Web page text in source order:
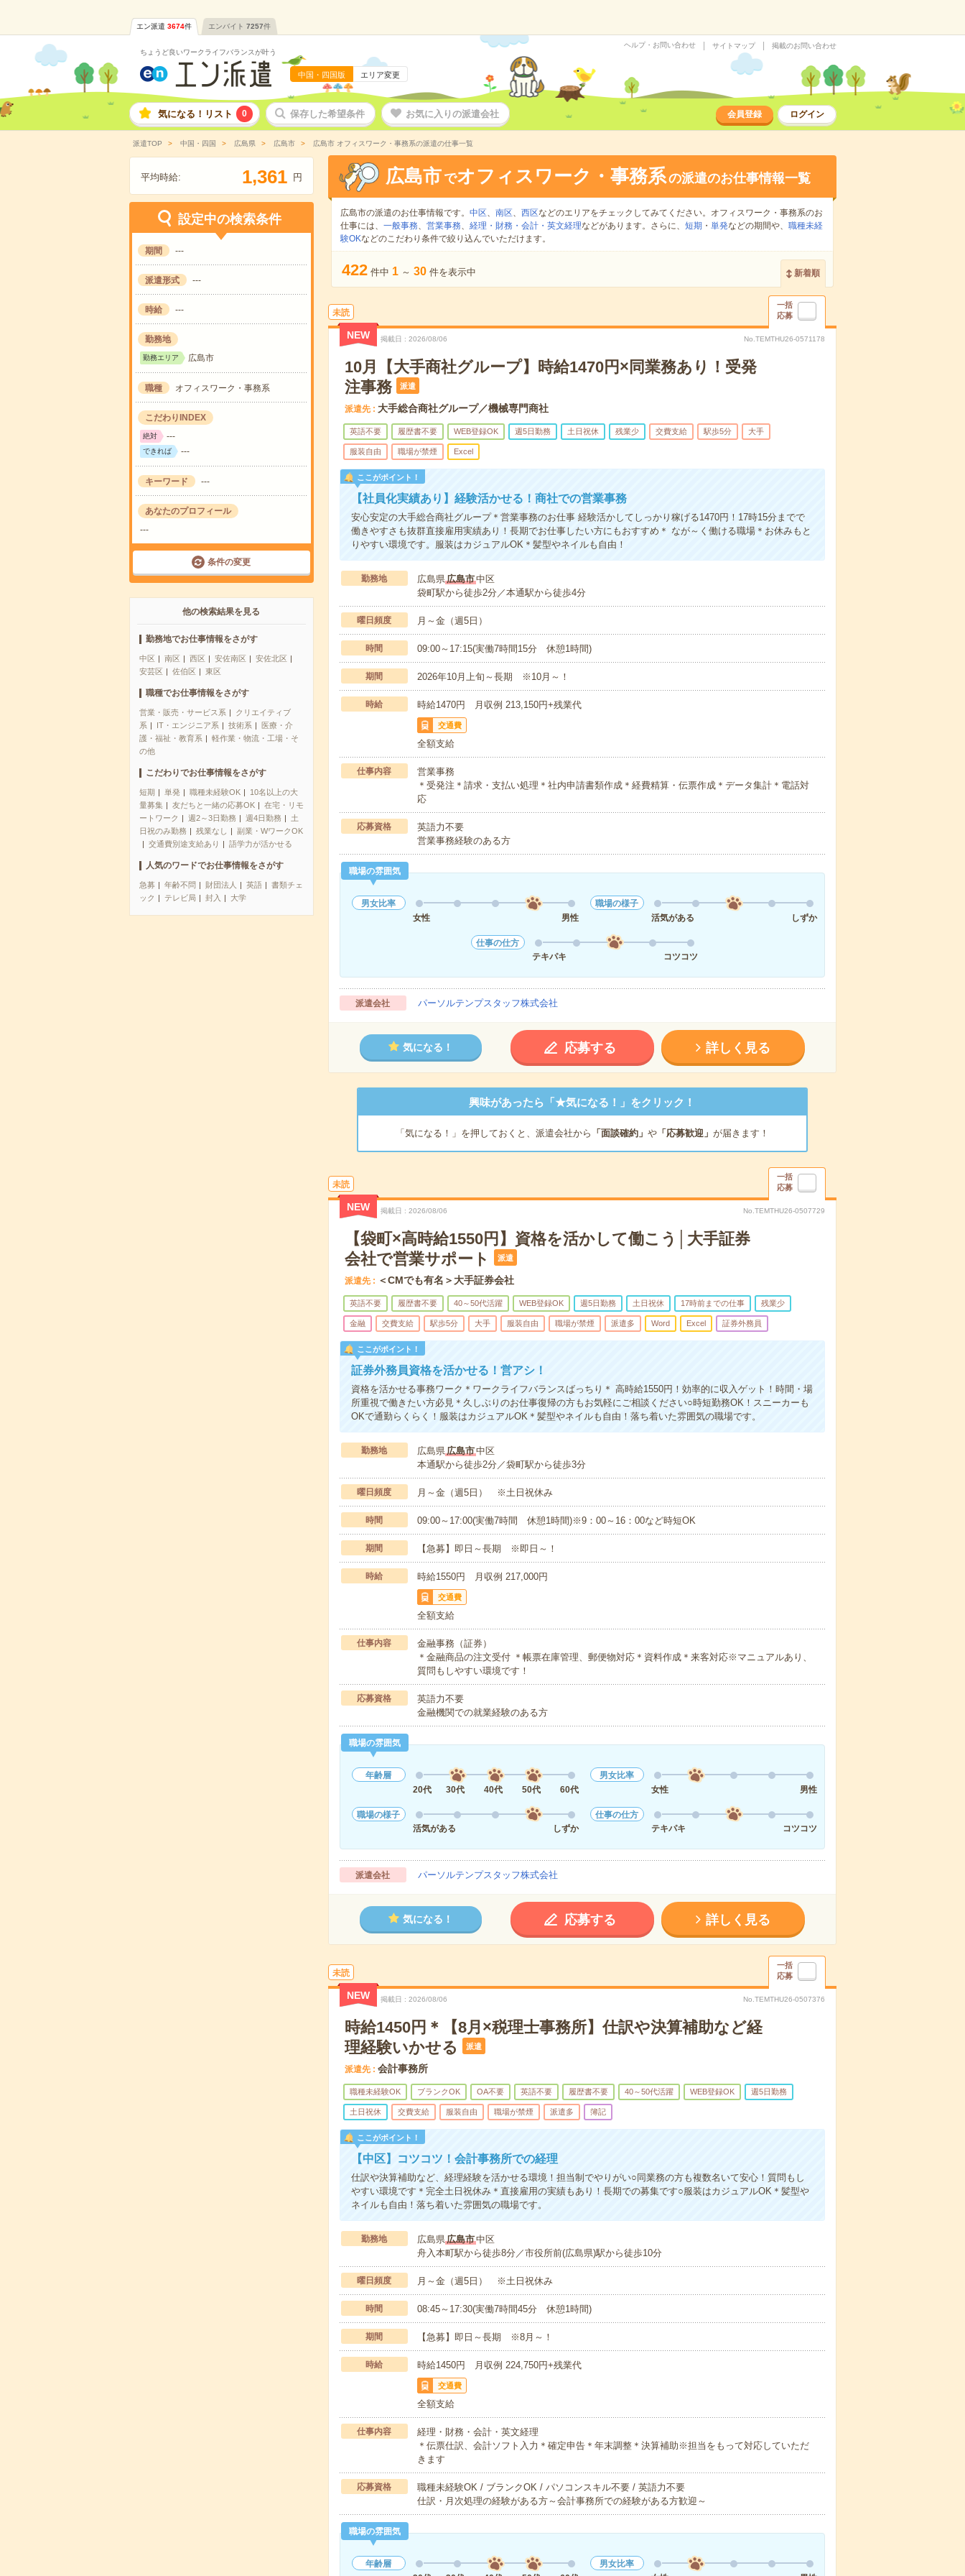
エン派遣 3674件 エンバイト 7257件
ちょうど良いワークライフバランスが叶う
中国・四国版 エリア変更
ヘルプ・お問い合わせ サイトマップ 掲載のお問い合わせ
気になる！リスト 0 保存した希望条件 お気に入りの派遣会社 会員登録 ログイン
派遣TOP 中国・四国 広島県 広島市 広島市 オフィスワーク・事務系の派遣の仕事一覧
平均時給: 1,361 円
設定中の検索条件
期間 ---
派遣形式 ---
時給 ---
勤務地
勤務エリア 広島市
職種 オフィスワーク・事務系
こだわりINDEX
絶対 ---
できれば ---
キーワード ---
あなたのプロフィール
---
条件の変更
他の検索結果を見る
勤務地でお仕事情報をさがす
中区 南区 西区 安佐南区
安佐北区
安芸区
佐伯区 東区
職種でお仕事情報をさがす
営業・販売・サービス系
クリエイティブ
系
IT・エンジニア系 技術系
医療・介
護・福祉・教育系
軽作業・物流・工場・そ
の他
こだわりでお仕事情報をさがす
短期 単発 職種未経験OK
10名以上の大
量募集
友だちと一緒の応募OK
在宅・リモ
ートワーク
週2～3日勤務 週4日勤務
土
日祝のみ勤務
残業なし
副業・WワークOK
交通費別途支給あり
語学力が活かせる
人気のワードでお仕事情報をさがす
急募 年齢不問 財団法人 英語
書類チェ
ック
テレビ局 封入 大学
広島市 でオフィスワーク・事務系の派遣のお仕事情報一覧
広島市の派遣のお仕事情報です。 中区、 南区、 西区などのエリアをチェックしてみてください。オフィスワーク・事務系のお
仕事には、 一般事務、 営業事務、 経理・財務・会計・英文経理などがあります。さらに、 短期 ・ 単発などの期間や、 職種未経
験OKなどのこだわり条件で絞り込んでいただけます。
422 件中 1 ～ 30 件を表示中 新着順
未読
一括
応募
NEW 掲載日 2026/08/06 No.TEMTHU26-0571178
10月【大手商社グループ】時給1470円×同業務あり！受発
注事務
派遣
派遣先 大手総合商社グループ／機械専門商社
英語不要 履歴書不要 WEB登録OK 週5日勤務 土日祝休 残業少 交費支給 駅歩5分 大手
服装自由 職場が禁煙 Excel
ここがポイント！
【社員化実績あり】経験活かせる！商社での営業事務
安心安定の大手総合商社グループ＊営業事務のお仕事 経験活かしてしっかり稼げる1470円！17時15分までで
働きやすさも抜群直接雇用実績あり！長期でお仕事したい方にもおすすめ＊ なが～く働ける職場＊お休みもと
りやすい環境です。服装はカジュアルOK＊髪型やネイルも自由！
勤務地 広島県広島市中区
袋町駅から徒歩2分／本通駅から徒歩4分
曜日頻度 月～金（週5日）
時間 09:00～17:15(実働7時間15分 休憩1時間)
期間 2026年10月上旬～長期 ※10月～！
時給 時給1470円 月収例 213,150円+残業代
交通費
全額支給
仕事内容
営業事務
＊受発注＊請求・支払い処理＊社内申請書類作成＊経費精算・伝票作成＊データ集計＊電話対
応
応募資格
英語力不要
営業事務経験のある方
職場の雰囲気
男女比率
女性
男性
職場の様子
活気がある
しずか
仕事の仕方
テキパキ
コツコツ
派遣会社 パーソルテンプスタッフ株式会社
気になる！ 応募する 詳しく見る
興味があったら「★気になる！」をクリック！
「気になる！」を押しておくと、派遣会社から 「面談確約」 や「応募歓迎」 が届きます！
未読
一括
応募
NEW 掲載日 2026/08/06 No.TEMTHU26-0507729
【袋町×高時給1550円】資格を活かして働こう│大手証券
会社で営業サポート
派遣
派遣先 ＜CMでも有名＞大手証券会社
英語不要 履歴書不要 40～50代活躍 WEB登録OK 週5日勤務 土日祝休 17時前までの仕事 残業少
金融 交費支給 駅歩5分 大手 服装自由 職場が禁煙 派遣多 Word Excel 証券外務員
ここがポイント！
証券外務員資格を活かせる！営アシ！
資格を活かせる事務ワーク＊ワークライフバランスばっちり＊ 高時給1550円！効率的に収入ゲット！時間・場
所重視で働きたい方必見＊久しぶりのお仕事復帰の方もお気軽にご相談ください○時短勤務OK！スニーカーも
OKで通勤らくらく！服装はカジュアルOK＊髪型やネイルも自由！落ち着いた雰囲気の職場です。
勤務地 広島県広島市中区
本通駅から徒歩2分／袋町駅から徒歩3分
曜日頻度 月～金（週5日） ※土日祝休み
時間 09:00～17:00(実働7時間 休憩1時間)※9：00～16：00など時短OK
期間 【急募】即日～長期 ※即日～！
時給 時給1550円 月収例 217,000円
交通費
全額支給
仕事内容
金融事務（証券）
＊金融商品の注文受付 ＊帳票在庫管理、郵便物対応＊資料作成＊来客対応※マニュアルあり、
質問もしやすい環境です！
応募資格
英語力不要
金融機関での就業経験のある方
職場の雰囲気
年齢層
20代
30代 40代 50代 60代
男女比率
女性
男性
職場の様子
活気がある
しずか
仕事の仕方
テキパキ
コツコツ
派遣会社 パーソルテンプスタッフ株式会社
気になる！ 応募する 詳しく見る
未読
一括
応募
NEW 掲載日 2026/08/06 No.TEMTHU26-0507376
時給1450円＊【8月×税理士事務所】仕訳や決算補助など経
理経験いかせる
派遣
派遣先 会計事務所
職種未経験OK ブランクOK OA不要 英語不要 履歴書不要 40～50代活躍 WEB登録OK 週5日勤務
土日祝休 交費支給 服装自由 職場が禁煙 派遣多 簿記
ここがポイント！
【中区】コツコツ！会計事務所での経理
仕訳や決算補助など、経理経験を活かせる環境！担当制でやりがい○同業務の方も複数名いて安心！質問もし
やすい環境です＊完全土日祝休み＊直接雇用の実績もあり！長期での募集です○服装はカジュアルOK＊髪型や
ネイルも自由！落ち着いた雰囲気の職場です。
勤務地 広島県広島市中区
舟入本町駅から徒歩8分／市役所前(広島県)駅から徒歩10分
曜日頻度 月～金（週5日） ※土日祝休み
時間 08:45～17:30(実働7時間45分 休憩1時間)
期間 【急募】即日～長期 ※8月～！
時給 時給1450円 月収例 224,750円+残業代
交通費
全額支給
仕事内容
経理・財務・会計・英文経理
＊伝票仕訳、会計ソフト入力＊確定申告＊年末調整＊決算補助※担当をもって対応していただ
きます
応募資格
職種未経験OK / ブランクOK / パソコンスキル不要 / 英語力不要
仕訳・月次処理の経験がある方～会計事務所での経験がある方歓迎～
職場の雰囲気
年齢層
男女比率